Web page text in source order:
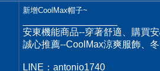
新增CoolMax帽子~
安東機能商品--穿著舒適、購買
誠心推薦--CoolMax涼爽服飾、
LINE：antonio1740